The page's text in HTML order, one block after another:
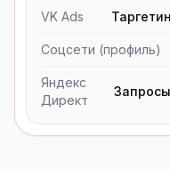
VK Ads
Соцсети (профиль)
Яндекс
Директ